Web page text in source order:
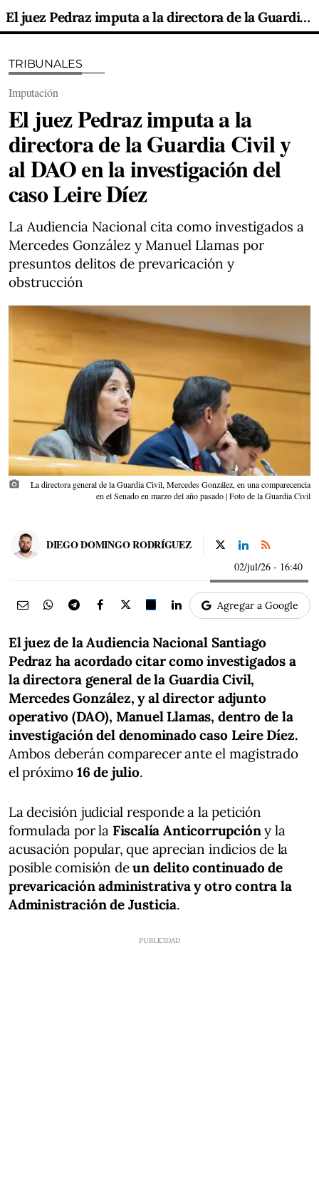
El juez Pedraz imputa a la directora de la Guardia Civil y al DAO en la investigación del caso Leire Díez
TRIBUNALES
Imputación
El juez Pedraz imputa a la
directora de la Guardia Civil y
al DAO en la investigación del
caso Leire Díez
La Audiencia Nacional cita como investigados a
Mercedes González y Manuel Llamas por
presuntos delitos de prevaricación y
obstrucción
photo_camera
La directora general de la Guardia Civil, Mercedes González, en una comparecencia
en el Senado en marzo del año pasado | Foto de la Guardia Civil
DIEGO DOMINGO RODRÍGUEZ
02/jul/26 - 16:40
Agregar a Google
El juez de la Audiencia Nacional Santiago
Pedraz ha acordado citar como investigados a
la directora general de la Guardia Civil,
Mercedes González, y al director adjunto
operativo (DAO), Manuel Llamas, dentro de la
investigación del denominado caso Leire Díez.
Ambos deberán comparecer ante el magistrado
el próximo 16 de julio.
La decisión judicial responde a la petición
formulada por la Fiscalía Anticorrupcióny la
acusación popular, que aprecian indicios de la
posible comisión deun delito continuado de
prevaricación administrativa y otro contra la
Administración de Justicia.